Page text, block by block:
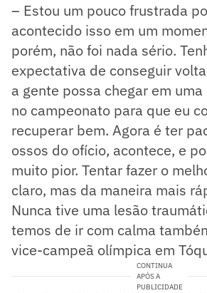
– Estou um pouco frustrada
acontecido isso em um
porém, não foi nada sério.
expectativa de conseguir
a gente possa chegar em
no campeonato para que eu
recuperar bem. Agora é ter
ossos do ofício, acontece, e
muito pior. Tentar fazer o
claro, mas da maneira mais
Nunca tive uma lesão
temos de ir com calma
vice-campeã olímpica em
CONTINUA
APÓS A
PUBLICIDADE